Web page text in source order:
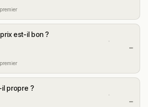
est-il bon ?
—
il propre ?
—